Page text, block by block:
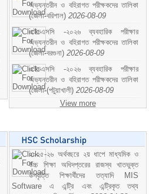
অভ্যন্তরীন ও বহিরাগত পরীক্ষকদের তালিকা
(জেলা-বরিশাল) 2026-08-09
এইচএসসি -২০২৬ ব্যবহারিক পরীক্ষার
অভ্যন্তরীন ও বহিরাগত পরীক্ষকদের তালিকা
(জেলা-বরগুনা) 2026-08-09
এইচএসসি -২০২৬ ব্যবহারিক পরীক্ষার
অভ্যন্তরীন ও বহিরাগত পরীক্ষকদের তালিকা
(জেলা-(পটুয়াখালী) 2026-08-09
View more
২০২৫-২৬ অর্থবছরে ২য় ধাপে মাধ্যমিক ও
উচ্চ শিক্ষা অধিদপ্তরের রাজস্ব খাতভুক্ত
উপবৃত্তি শিক্ষার্থীদের তত্যাদি MIS
Software এ এন্ট্রি এবং এন্ট্রিকৃত তথ্য